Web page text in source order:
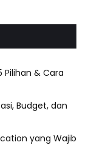
Pilihan & Cara
Budget, dan
yang Wajib